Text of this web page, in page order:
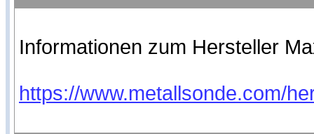
Informationen zum Hersteller
https://www.metallsonde.com/